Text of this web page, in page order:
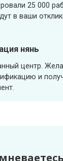
25 000
в ваши
нянь
центр.
и